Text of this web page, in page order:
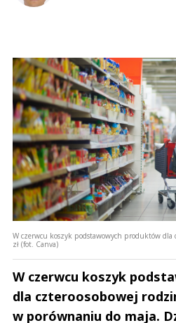
W czerwcu koszyk podstawowych produktów dla
zł (fot. Canva)
W czerwcu koszyk
dla czteroosobowej
w porównaniu do maja.